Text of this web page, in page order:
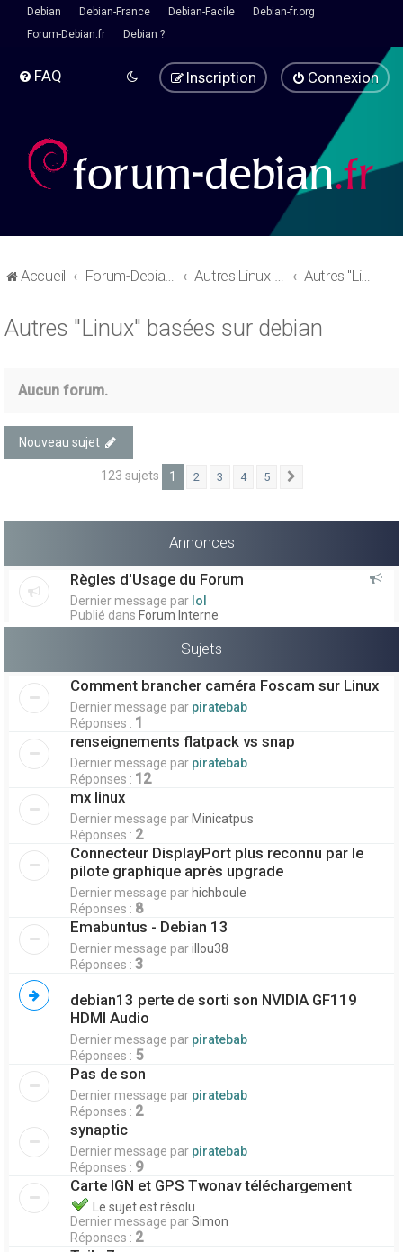
Debian Debian-France Debian-Facile
Debian-fr.org
Forum-Debian.fr
Debian ?
FAQ Connexion
Inscription
Accueil Forum-Debian.fr Autres Linux - Pause café Autres "Linux" basées sur debian
Autres "Linux" basées sur debian
Aucun forum.
Nouveau sujet
123 sujets 1 2 3 4 5
Annonces
Règles d'Usage du Forum
Dernier message par lol
Publié dans Forum Interne
Sujets
Comment brancher caméra Foscam sur Linux
Dernier message par piratebab
Réponses : 1
renseignements flatpack vs snap
Dernier message par piratebab
Réponses : 12
mx linux
Dernier message par Minicatpus
Réponses : 2
Connecteur DisplayPort plus reconnu par le
pilote graphique après upgrade
Dernier message par hichboule
Réponses : 8
Emabuntus - Debian 13
Dernier message parillou38
Réponses : 3
debian13 perte de sorti son NVIDIA GF119
HDMI Audio
Dernier message par piratebab
Réponses : 5
Pas de son
Dernier message par piratebab
Réponses : 2
synaptic
Dernier message par piratebab
Réponses : 9
Carte IGN et GPS Twonav téléchargement
Le sujet est résolu
Dernier message parSimon
Réponses : 2